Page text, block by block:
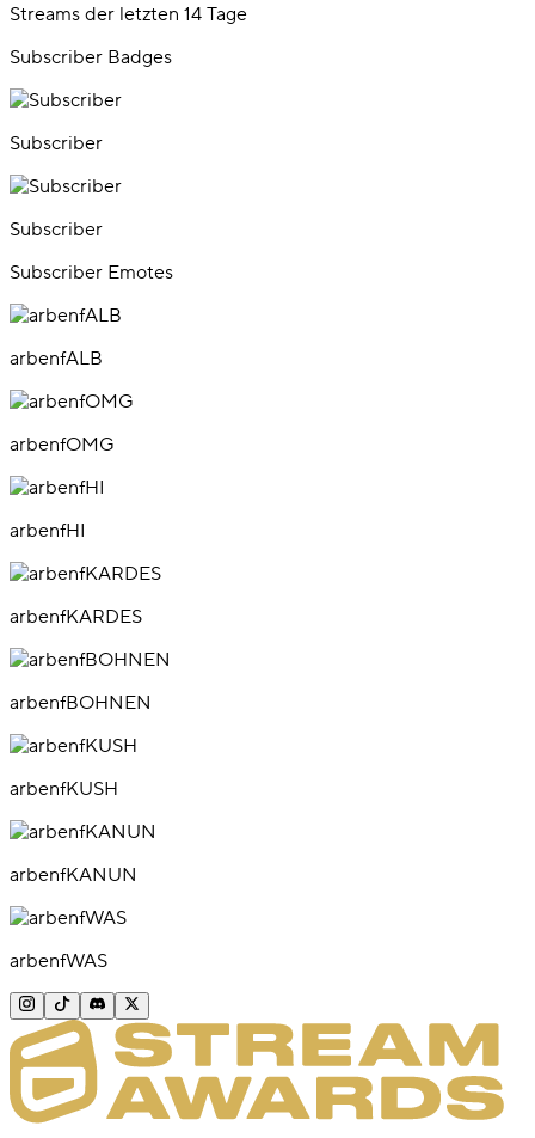
Streams der letzten 14 Tage
Subscriber Badges
Subscriber
Subscriber
Subscriber Emotes
arbenfALB
arbenfOMG
arbenfHI
arbenfKARDES
arbenfBOHNEN
arbenfKUSH
arbenfKANUN
arbenfWAS